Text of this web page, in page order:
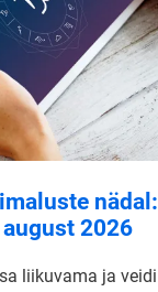
nädal:
2026
liikuvama ja veidi